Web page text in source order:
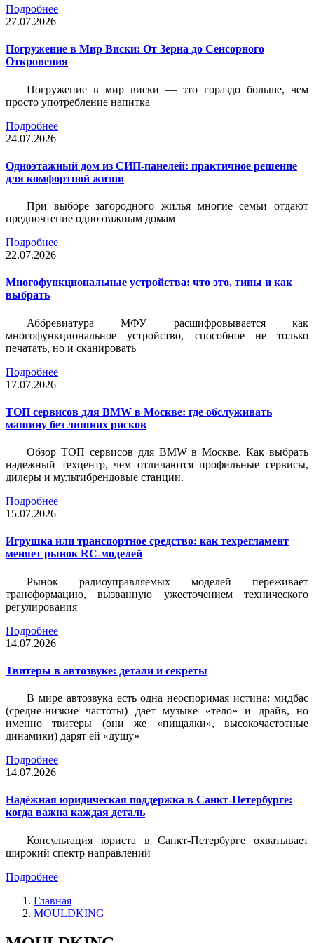
Подробнее
27.07.2026
Погружение в Мир Виски: От Зерна до Сенсорного
Откровения
Погружение в мир виски — это гораздо больше, чем
просто употребление напитка
Подробнее
24.07.2026
Одноэтажный дом из СИП-панелей: практичное решение
для комфортной жизни
При выборе загородного жилья многие семьи отдают
предпочтение одноэтажным домам
Подробнее
22.07.2026
Многофункциональные устройства: что это, типы и как
выбрать
Аббревиатура МФУ расшифровывается как
многофункциональное устройство, способное не только
печатать, но и сканировать
Подробнее
17.07.2026
ТОП сервисов для BMW в Москве: где обслуживать
машину без лишних рисков
Обзор ТОП сервисов для BMW в Москве. Как выбрать
надежный техцентр, чем отличаются профильные сервисы,
дилеры и мультибрендовые станции.
Подробнее
15.07.2026
Игрушка или транспортное средство: как техрегламент
меняет рынок RC-моделей
Рынок радиоуправляемых моделей переживает
трансформацию, вызванную ужесточением технического
регулирования
Подробнее
14.07.2026
Твитеры в автозвуке: детали и секреты
В мире автозвука есть одна неоспоримая истина: мидбас
(средне-низкие частоты) дает музыке «тело» и драйв, но
именно твитеры (они же «пищалки», высокочастотные
динамики) дарят ей «душу»
Подробнее
14.07.2026
Надёжная юридическая поддержка в Санкт-Петербурге:
когда важна каждая деталь
Консультация юриста в Санкт-Петербурге охватывает
широкий спектр направлений
Подробнее
Главная
MOULDKING